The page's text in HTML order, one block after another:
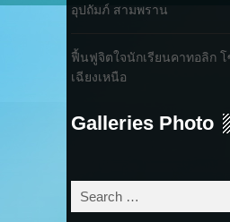
อุปถัมภ์ สามพราน
ฟื้นฟูจิตใจนักเรียนคาทอลิก
เฉียงเหนือ
Galleries Photo